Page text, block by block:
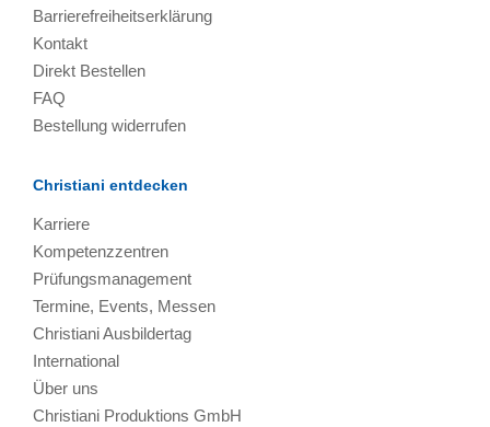
Barrierefreiheitserklärung
Kontakt
Direkt Bestellen
FAQ
Bestellung widerrufen
Christiani entdecken
Karriere
Kompetenzzentren
Prüfungsmanagement
Termine, Events, Messen
Christiani Ausbildertag
International
Über uns
Christiani Produktions GmbH